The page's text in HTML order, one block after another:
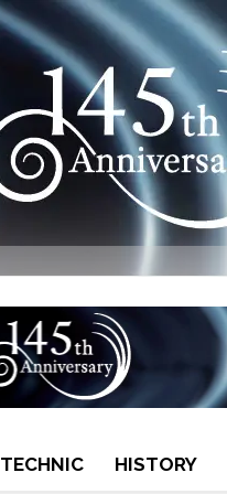
TECHNIC HISTORY